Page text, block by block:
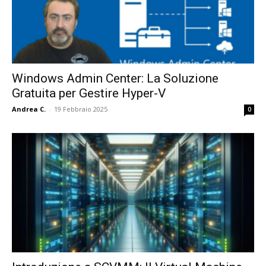
Windows Admin Center: La Soluzione
Gratuita per Gestire Hyper-V
Andrea C. - 19 Febbraio 2025 0